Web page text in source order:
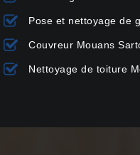
Pose et nettoyage de
Couvreur Mouans
Nettoyage de toiture